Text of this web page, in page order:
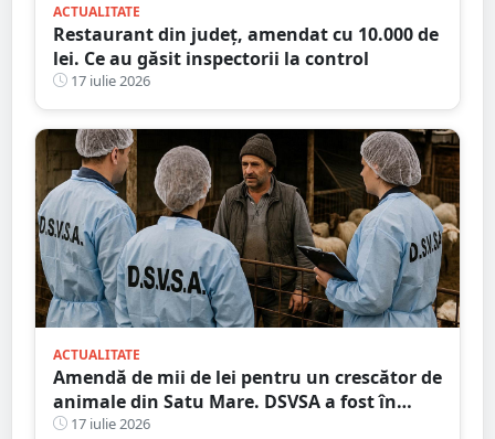
ACTUALITATE
Restaurant din județ, amendat cu 10.000 de
lei. Ce au găsit inspectorii la control
17 iulie 2026
ACTUALITATE
Amendă de mii de lei pentru un crescător de
animale din Satu Mare. DSVSA a fost în
control
17 iulie 2026